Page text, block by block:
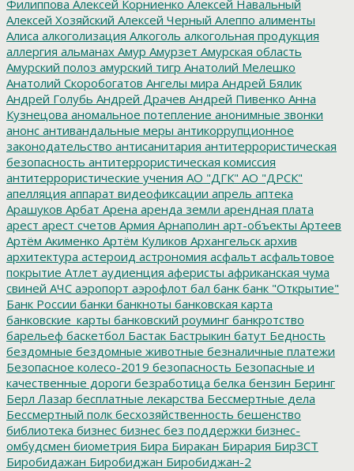
Филиппова Алексей Корниенко Алексей Навальный
Алексей Хозяйский Алексей Черный Алеппо алименты
Алиса алкоголизация Алкоголь алкогольная продукция
аллергия альманах Амур Амурзет Амурская область
Амурский полоз амурский тигр Анатолий Мелешко
Анатолий Скоробогатов Ангелы мира Андрей Бялик
Андрей Голубь Андрей Драчев Андрей Пивенко Анна
Кузнецова аномальное потепление анонимные звонки
анонс антивандальные меры антикоррупционное
законодательство антисанитария антитеррористическая
безопасность антитеррористическая комиссия
антитеррористические учения АО "ДГК" АО "ДРСК"
апелляция аппарат видеофиксации апрель аптека
Арашуков Арбат Арена аренда земли арендная плата
арест арест счетов Армия Арнаполин арт-объекты Артеев
Артём Акименко Артём Куликов Архангельск архив
архитектура астероид астрономия асфальт асфальтовое
покрытие Атлет аудиенция аферисты африканская чума
свиней АЧС аэропорт аэрофлот бал банк банк "Открытие"
Банк России банки банкноты банковская карта
банковские_карты банковский роуминг банкротство
барельеф баскетбол Бастак Бастрыкин батут Бедность
бездомные бездомные животные безналичные платежи
Безопасное колесо-2019 безопасность Безопасные и
качественные дороги безработица белка бензин Беринг
Берл Лазар бесплатные лекарства Бессмертные дела
Бессмертный полк бесхозяйственность бешенство
библиотека бизнес бизнес без поддержки бизнес-
омбудсмен биометрия Бира Биракан Бирария БирЗСТ
Биробидажан Биробиджан Биробиджан-2